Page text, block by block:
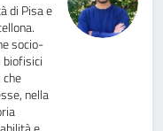
di Pisa e
socio-
biofisici
nella